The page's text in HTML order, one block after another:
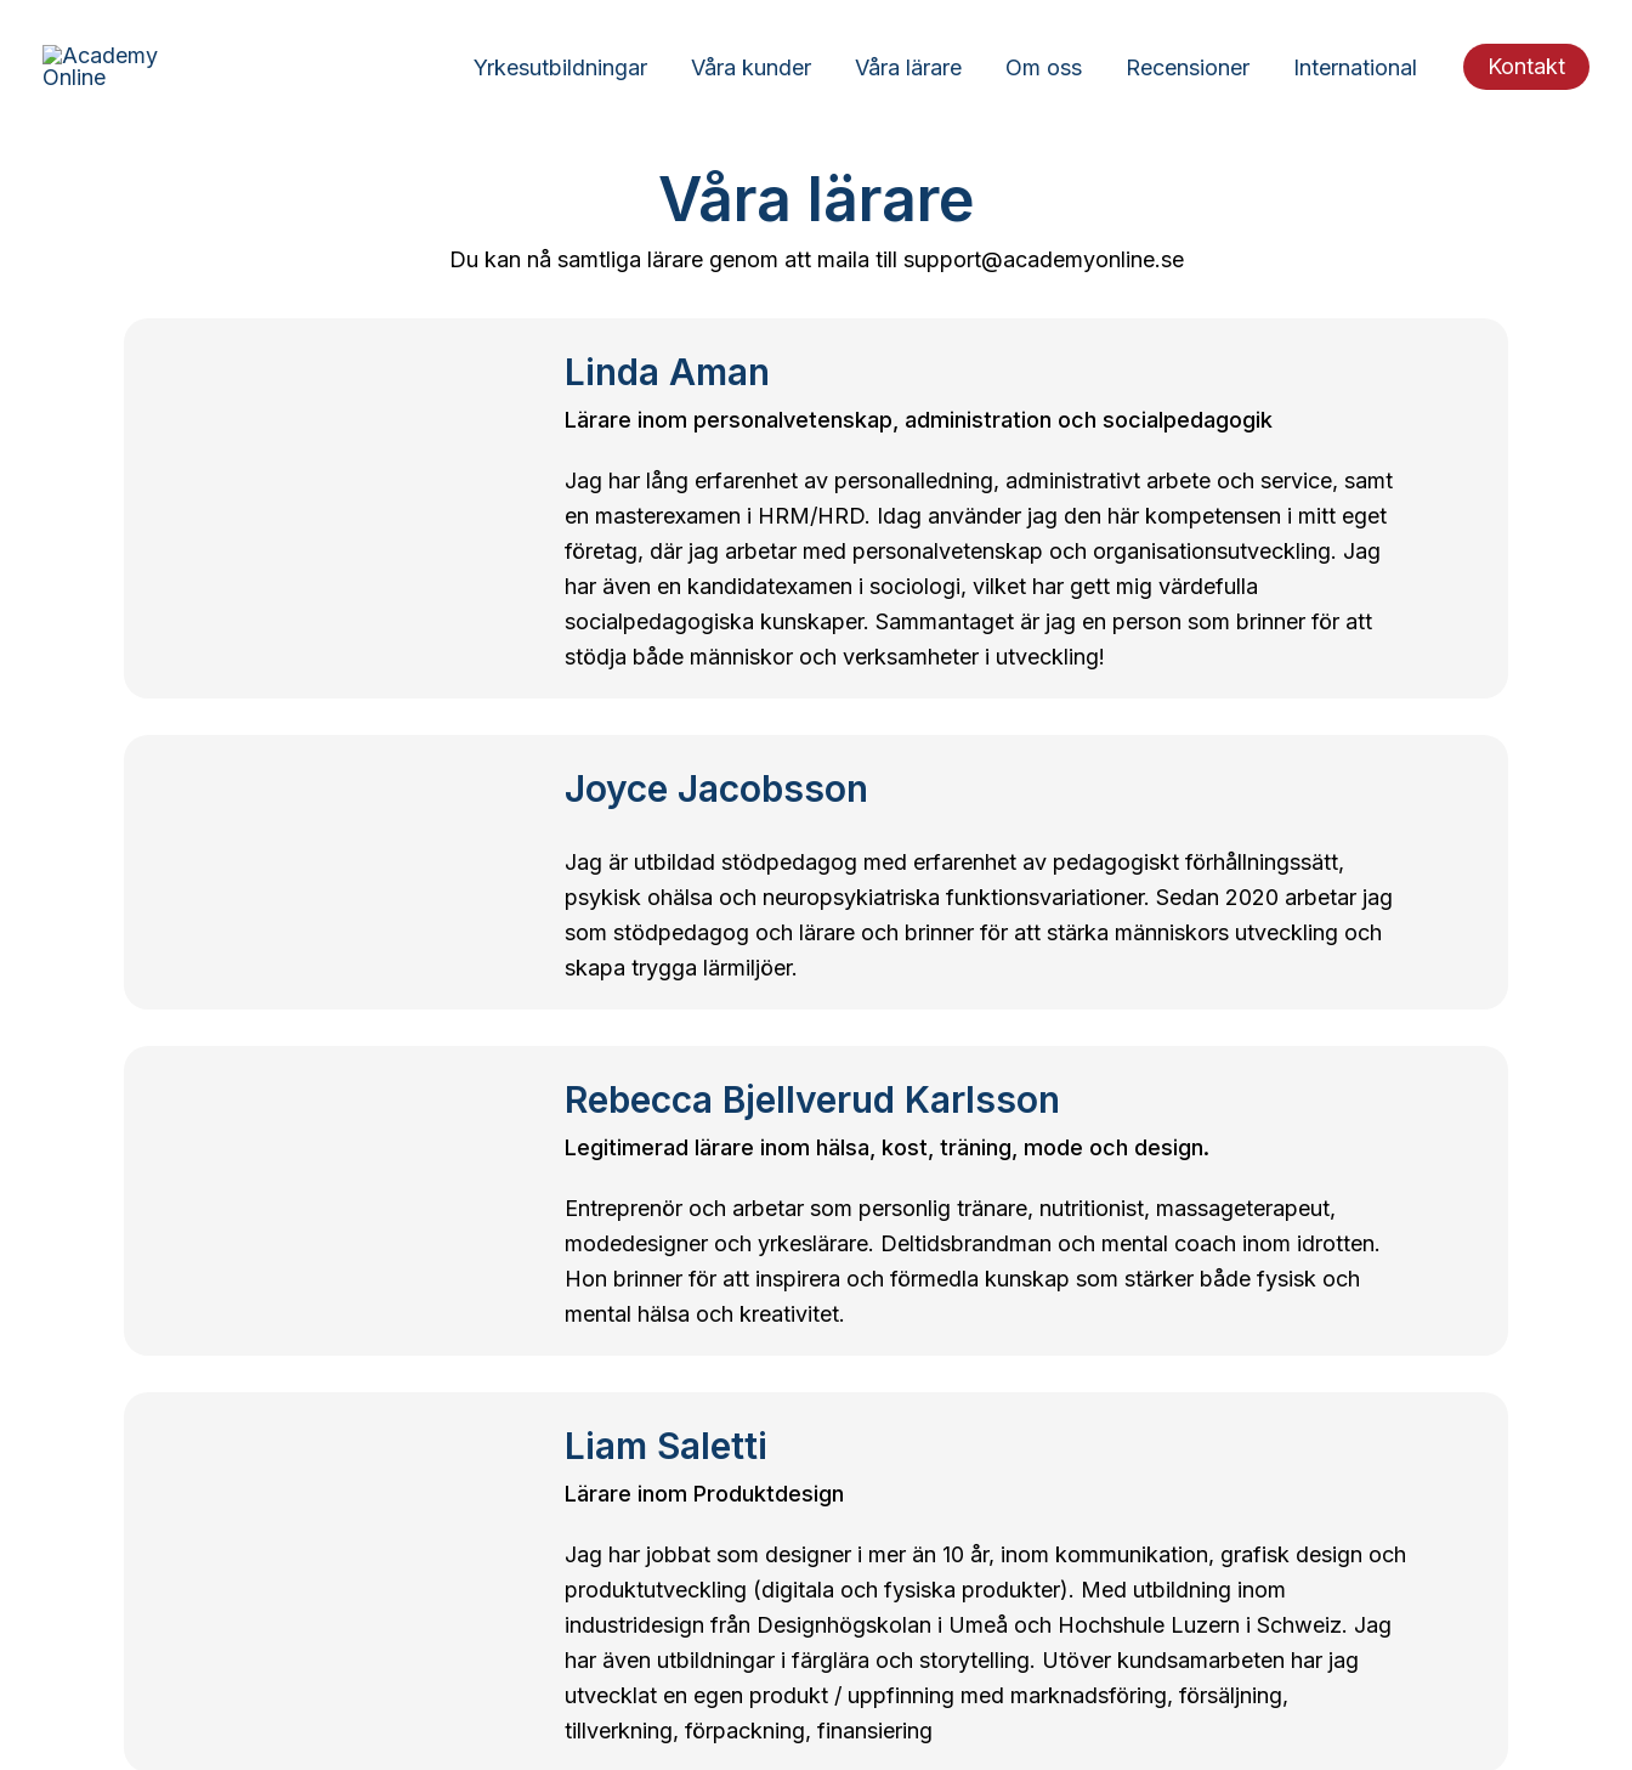
content
Yrkesutbildningar Våra kunder Våra lärare Om oss Recensioner International Kontakt
Våra lärare
Du kan nå samtliga lärare genom att maila till support@academyonline.se
Linda Aman
Lärare inom personalvetenskap, administration och socialpedagogik
Jag har lång erfarenhet av personalledning, administrativt arbete och service, samt
en masterexamen i HRM/HRD. Idag använder jag den här kompetensen i mitt eget
företag, där jag arbetar med personalvetenskap och organisationsutveckling. Jag
har även en kandidatexamen i sociologi, vilket har gett mig värdefulla
socialpedagogiska kunskaper. Sammantaget är jag en person som brinner för att
stödja både människor och verksamheter i utveckling!
Joyce Jacobsson
Jag är utbildad stödpedagog med erfarenhet av pedagogiskt förhållningssätt,
psykisk ohälsa och neuropsykiatriska funktionsvariationer. Sedan 2020 arbetar jag
som stödpedagog och lärare och brinner för att stärka människors utveckling och
skapa trygga lärmiljöer.
Rebecca Bjellverud Karlsson
Legitimerad lärare inom hälsa, kost, träning, mode och design.
Entreprenör och arbetar som personlig tränare, nutritionist, massageterapeut,
modedesigner och yrkeslärare. Deltidsbrandman och mental coach inom idrotten.
Hon brinner för att inspirera och förmedla kunskap som stärker både fysisk och
mental hälsa och kreativitet.
Liam Saletti
Lärare inom Produktdesign
Jag har jobbat som designer i mer än 10 år, inom kommunikation, grafisk design och
produktutveckling (digitala och fysiska produkter). Med utbildning inom
industridesign från Designhögskolan i Umeå och Hochshule Luzern i Schweiz. Jag
har även utbildningar i färglära och storytelling. Utöver kundsamarbeten har jag
utvecklat en egen produkt / uppfinning med marknadsföring, försäljning,
tillverkning, förpackning, finansiering